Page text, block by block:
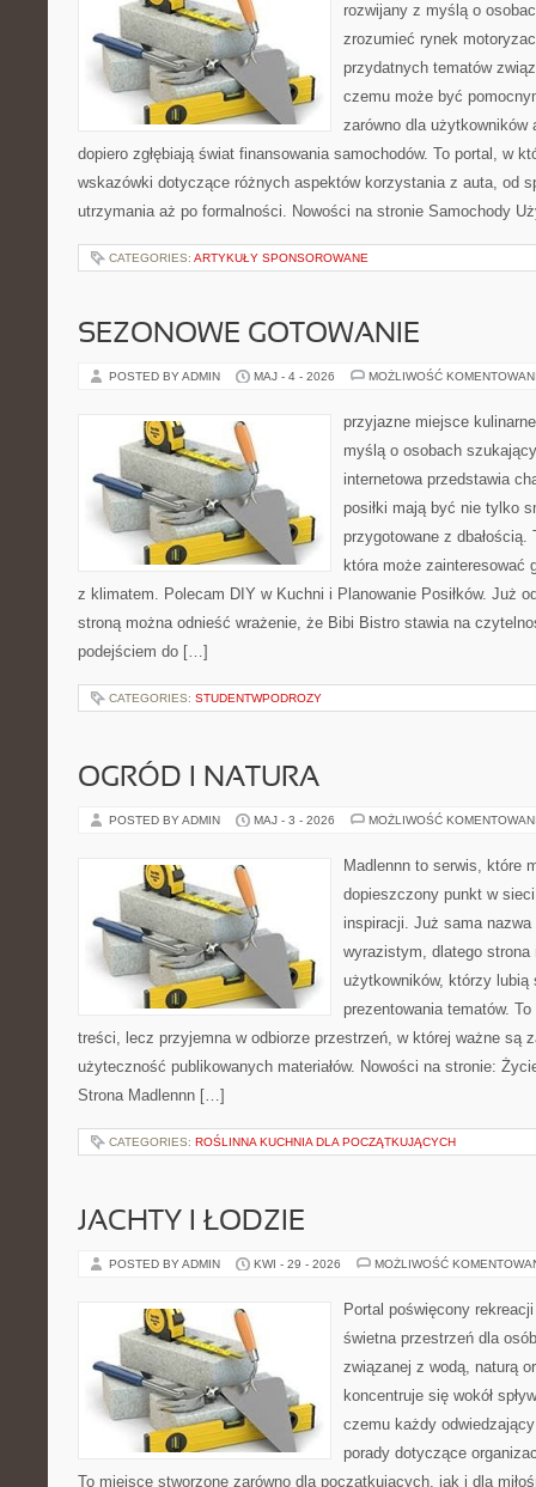
rozwijany z myślą o
zrozumieć rynek
przydatnych tematów
czemu może być
zarówno dla
dopiero zgłębiają świat finansowania samochodów. To portal, w
wskazówki dotyczące różnych aspektów korzystania z auta, od
utrzymania aż po formalności. Nowości na stronie Samochody
CATEGORIES: ARTYKUŁY SPONSOROWANE
SEZONOWE GOTOWANIE
POSTED BY ADMIN MAJ - 4 - 2026 MOŻLIWOŚĆ
przyjazne miejsce
myślą o osobach
internetowa przedstawia
posiłki mają być nie tylko
przygotowane z
która może zainteresować
z klimatem. Polecam DIY w Kuchni i Planowanie Posiłków. Już
stroną można odnieść wrażenie, że Bibi Bistro stawia na
podejściem do […]
CATEGORIES: STUDENTWPODROZY
OGRÓD I NATURA
POSTED BY ADMIN MAJ - 3 - 2026 MOŻLIWOŚĆ
Madlennn to serwis, które
dopieszczony punkt w
inspiracji. Już sama
wyrazistym, dlatego
użytkowników, którzy lubią
prezentowania tematów.
treści, lecz przyjemna w odbiorze przestrzeń, w której ważne są
użyteczność publikowanych materiałów. Nowości na stronie:
Strona Madlennn […]
CATEGORIES: ROŚLINNA KUCHNIA DLA POCZĄTKUJĄCYCH
JACHTY I ŁODZIE
POSTED BY ADMIN KWI - 29 - 2026 MOŻLIWOŚĆ
Portal poświęcony
świetna przestrzeń dla
związanej z wodą, naturą
koncentruje się wokół
czemu każdy
porady dotyczące
To miejsce stworzone zarówno dla początkujących, jak i dla